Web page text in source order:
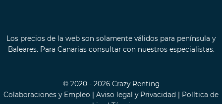
Los precios de la web son solamente válidos para península y
Baleares. Para Canarias consultar con nuestros especialistas.
© 2020 - 2026 Crazy Renting
Colaboraciones y Empleo | Aviso legal y Privacidad | Política de